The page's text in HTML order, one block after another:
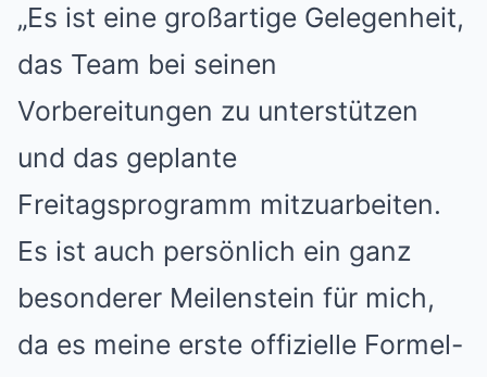
„Es ist eine großartige Gelegenheit,
das Team bei seinen
Vorbereitungen zu unterstützen
und das geplante
Freitagsprogramm mitzuarbeiten.
Es ist auch persönlich ein ganz
besonderer Meilenstein für mich,
da es meine erste offizielle Formel-